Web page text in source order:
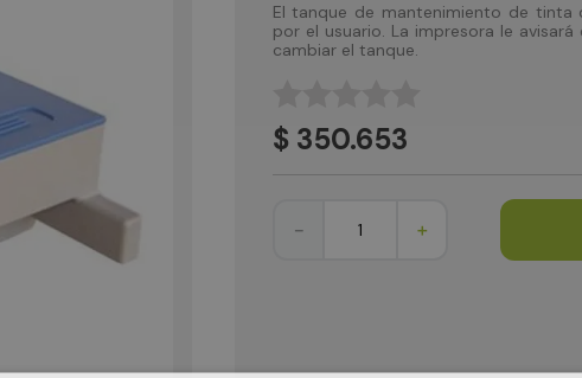
El tanque de mantenimiento de tinta
por el usuario. La impresora le
cambiar el tanque.
$ 350.653
＋
－